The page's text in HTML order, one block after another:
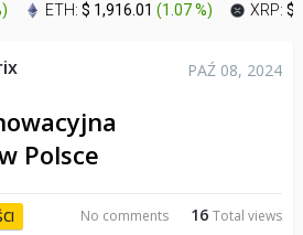
) ETH: $ 1,916.01 (1.07 %) XRP: $
PAŹ 08, 2024
Polsce
16Total views
No comments